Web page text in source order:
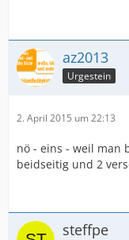
az2013
Urgestein
2. April 2015 um 22:13
nö - eins - weil man
beidseitig und 2
steffpe